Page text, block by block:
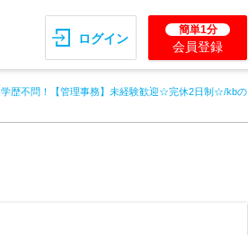
ログイン
簡単1分
会員登録
学歴不問！【管理事務】未経験歓迎☆完休2日制☆/kbの